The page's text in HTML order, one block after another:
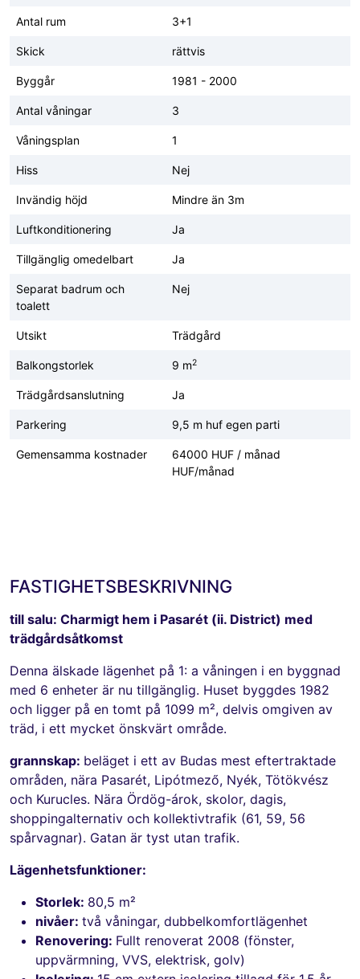
Antal rum 3+1
Skick rättvis
Byggår 1981 - 2000
Antal våningar 3
Våningsplan 1
Hiss Nej
Invändig höjd Mindre än 3m
Luftkonditionering Ja
Tillgänglig omedelbart Ja
Separat badrum och
toalett
Nej
Utsikt Trädgård
Balkongstorlek 9 m2
Trädgårdsanslutning Ja
Parkering 9,5 m huf egen parti
Gemensamma kostnader
64000 HUF / månad
HUF/månad
FASTIGHETSBESKRIVNING
till salu: Charmigt hem i Pasarét (ii. District) med
trädgårdsåtkomst
Denna älskade lägenhet på 1: a våningen i en byggnad
med 6 enheter är nu tillgänglig. Huset byggdes 1982
och ligger på en tomt på 1099 m², delvis omgiven av
träd, i ett mycket önskvärt område.
grannskap: beläget i ett av Budas mest eftertraktade
områden, nära Pasarét, Lipótmező, Nyék, Tötökvész
och Kurucles. Nära Ördög-árok, skolor, dagis,
shoppingalternativ och kollektivtrafik (61, 59, 56
spårvagnar). Gatan är tyst utan trafik.
Lägenhetsfunktioner:
Storlek: 80,5 m²
nivåer: två våningar, dubbelkomfortlägenhet
Renovering: Fullt renoverat 2008 (fönster,
uppvärmning, VVS, elektrisk, golv)